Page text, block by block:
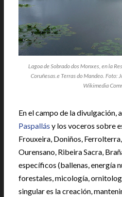
Lagoa de Sobrado dos Monxes, en la
Coruñesas.e Terras do Mandeo. Foto:
Wikimedia
En el campo de la divulgación,
Paspallás y los voceros sobre
Frouxeira, Doniños,
Ourensano, Ribeira Sacra,
específicos (ballenas, energía
forestales, micología,
singular es la creación,